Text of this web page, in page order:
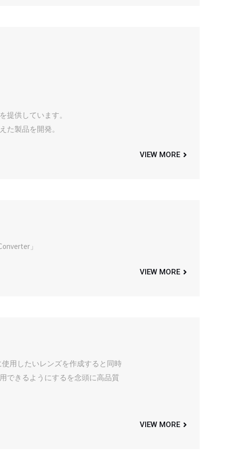
提供しています。
た製品を開発。
VIEW MORE
」
VIEW MORE
用したいレンズを作成すると同時
できるようにするを念頭に高品質
VIEW MORE